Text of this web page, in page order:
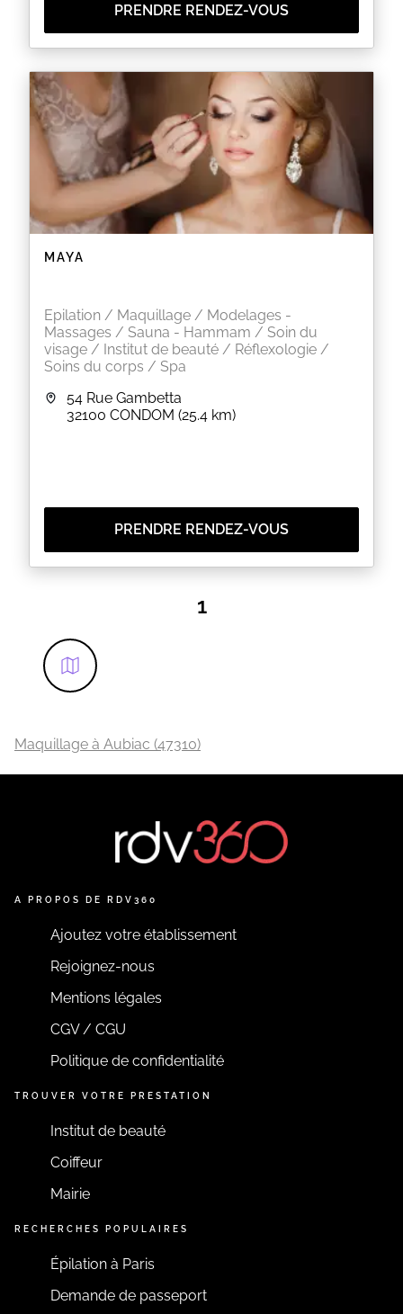
PRENDRE RENDEZ-VOUS
MAYA
Epilation / Maquillage / Modelages -
Massages / Sauna - Hammam / Soin du
visage / Institut de beauté / Réflexologie /
Soins du corps / Spa
54 Rue Gambetta
32100 CONDOM (25.4 km)
PRENDRE RENDEZ-VOUS
1
Maquillage à Aubiac (47310)
A PROPOS DE RDV360
Ajoutez votre établissement
Rejoignez-nous
Mentions légales
CGV / CGU
Politique de confidentialité
TROUVER VOTRE PRESTATION
Institut de beauté
Coiffeur
Mairie
RECHERCHES POPULAIRES
Épilation à Paris
Demande de passeport